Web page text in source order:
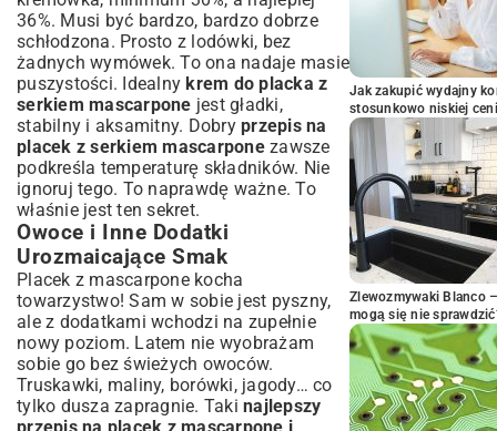
36%. Musi być bardzo, bardzo dobrze
schłodzona. Prosto z lodówki, bez
żadnych wymówek. To ona nadaje masie
puszystości. Idealnykrem do placka z
serkiem mascarpone jest gładki,
stabilny i aksamitny. Dobry przepis na
placek z serkiem mascarponezawsze
podkreśla temperaturę składników. Nie
ignoruj tego. To naprawdę ważne. To
właśnie jest ten sekret.
Owoce i Inne Dodatki
Urozmaicające Smak
Placek z mascarpone kocha
towarzystwo! Sam w sobie jest pyszny,
ale z dodatkami wchodzi na zupełnie
nowy poziom. Latem nie wyobrażam
sobie go bez świeżych owoców.
Truskawki, maliny, borówki, jagody… co
tylko dusza zapragnie. Taki najlepszy
Jak zakupić wydajny
stosunkowo niskiej
Zlewozmywaki Blanco
mogą się nie